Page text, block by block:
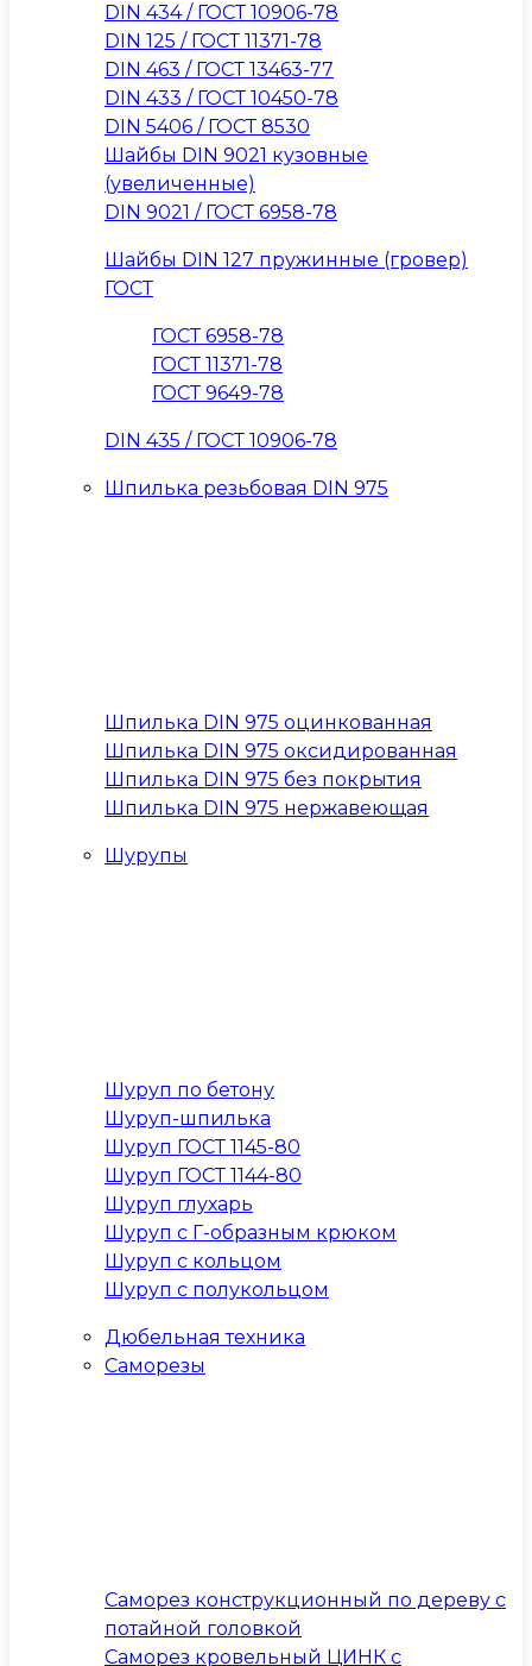
DIN 434 / ГОСТ 10906-78
DIN 125 / ГОСТ 11371-78
DIN 463 / ГОСТ 13463-77
DIN 433 / ГОСТ 10450-78
DIN 5406 / ГОСТ 8530
Шайбы DIN 9021 кузовные
(увеличенные)
DIN 9021 / ГОСТ 6958-78
Шайбы DIN 127 пружинные (гровер)
ГОСТ
ГОСТ 6958-78
ГОСТ 11371-78
ГОСТ 9649-78
DIN 435 / ГОСТ 10906-78
Шпилька резьбовая DIN 975
Шпилька DIN 975 оцинкованная
Шпилька DIN 975 оксидированная
Шпилька DIN 975 без покрытия
Шпилька DIN 975 нержавеющая
Шурупы
Шуруп по бетону
Шуруп-шпилька
Шуруп ГОСТ 1145-80
Шуруп ГОСТ 1144-80
Шуруп глухарь
Шуруп с Г-образным крюком
Шуруп с кольцом
Шуруп с полукольцом
Дюбельная техника
Саморезы
Саморез конструкционный по дереву с
потайной головкой
Саморез кровельный ЦИНК с